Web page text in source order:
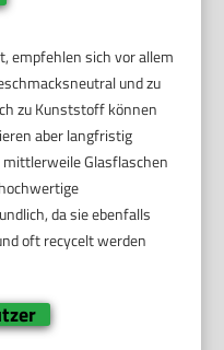
empfehlen sich vor allem
und zu
zu Kunststoff können
aber langfristig
Glasflaschen
da sie ebenfalls
oft recycelt werden